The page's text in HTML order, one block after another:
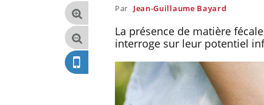
Par Jean-Guillaume Bayard
La présence de matière
interroge sur leur potentiel